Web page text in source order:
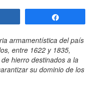
armamentística del país
entre 1622 y 1835,
hierro destinados a la
su dominio de los